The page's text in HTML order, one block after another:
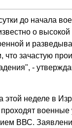
до начала
о высокой
и
что зачастую
-
этой неделе в
проходят военные
ВВС.